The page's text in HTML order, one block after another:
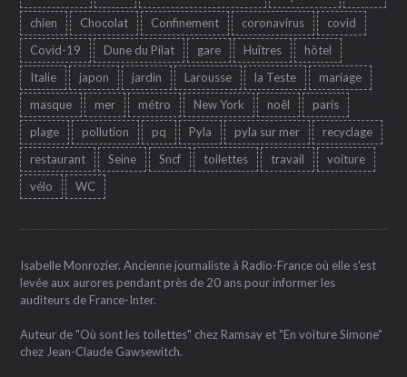
chien
Chocolat Confinement coronavirus
covid
Covid-19
Dune du Pilat gare Huîtres
hôtel
Italie
japon jardin Larousse la Teste
mariage
masque
mer métro New York noêl
paris
plage
pollution pq Pyla pyla sur mer
recyclage
restaurant
Seine Sncf toilettes travail
voiture
vélo
WC
Isabelle Monrozier. Ancienne journaliste à Radio-France où elle s'est
levée aux aurores pendant près de 20 ans pour informer les
auditeurs de France-Inter.
Auteur de "Où sont les toilettes" chez Ramsay et "En voiture Simone"
chez Jean-Claude Gawsewitch.